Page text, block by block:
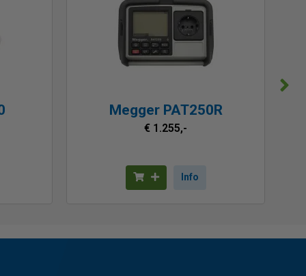
Megger PAT250R
€ 1.255,-
Info